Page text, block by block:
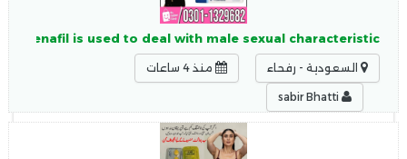
Sildenafil is used to deal with male sexual characteristic
السعودية - رفحاء منذ 4 ساعات